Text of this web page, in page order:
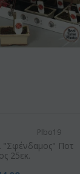
Plbo19
"Σφένδαμος" Ποτ
25εκ.